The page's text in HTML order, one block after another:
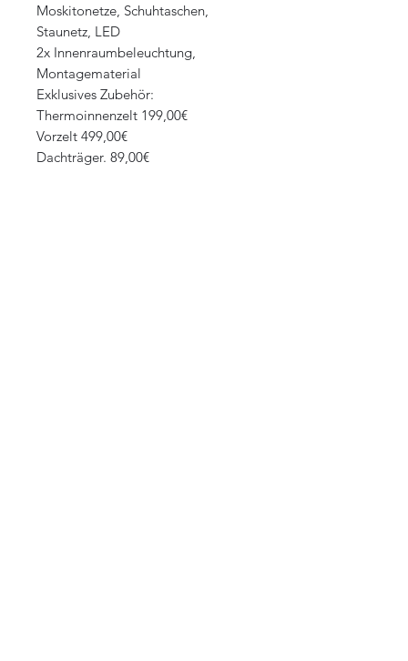
Moskitonetze, Schuhtaschen,
Staunetz, LED
2x Innenraumbeleuchtung,
Montagematerial
Exklusives Zubehör:
Thermoinnenzelt 199,00€
Vorzelt 499,00€
Dachträger. 89,00€